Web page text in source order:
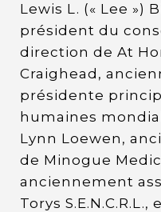
Lewis L. (« Lee »)
président du
direction de At
Craighead,
présidente
humaines
Lynn Loewen,
de Minogue
anciennement
Torys S.E.N.C.R.L.,